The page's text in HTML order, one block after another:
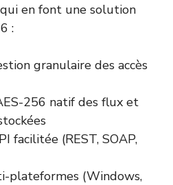
en font une solution
:
granulaire des accès
256 natif des flux et
facilitée (REST, SOAP,
plateformes (Windows,